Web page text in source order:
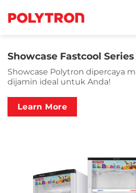
Showcase Fastcool Series
Showcase Polytron dipercaya
dijamin ideal untuk Anda!
Learn More